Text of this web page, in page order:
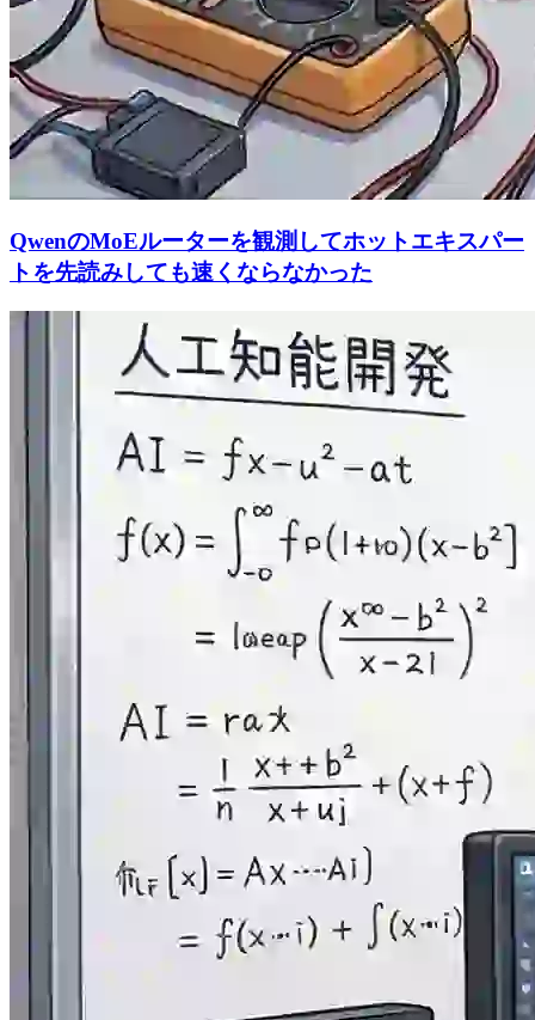
QwenのMoEルーターを観測してホットエキスパー
トを先読みしても速くならなかった